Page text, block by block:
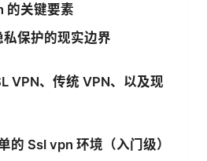
的关键要素
保护的现实边界
VPN、传统 VPN、以及现
的 Ssl vpn 环境（入门级）